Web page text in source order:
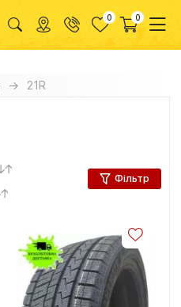
0 0
21R
Фільтр